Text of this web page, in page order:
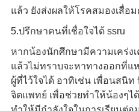
แล้ว ยังส่งผลให้โรคสมองเสื่อ
5.ปรึกษาคนที่เชื่อใจได้ ssru
หากน้องนักศึกษามีความเคร่ง
แล้วไม่ทราบจะหาทางออกที่แ
ผู้ที่ไว้ใจได้ อาทิเช่น เพื่อนสนิ
จิตแพทย์ เพื่อช่วยทำให้น้องๆไ